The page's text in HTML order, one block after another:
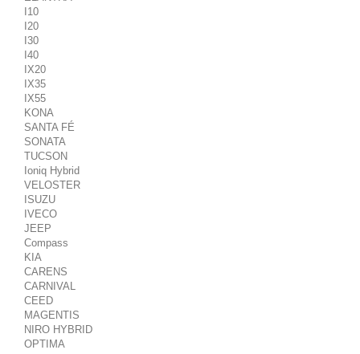
I10
I20
I30
I40
IX20
IX35
IX55
KONA
SANTA FÉ
SONATA
TUCSON
Ioniq Hybrid
VELOSTER
ISUZU
IVECO
JEEP
Compass
KIA
CARENS
CARNIVAL
CEED
MAGENTIS
NIRO HYBRID
OPTIMA